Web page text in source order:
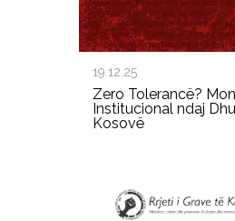
19.12.25
Zero Tolerancë?
Institucional ndaj
Kosovë